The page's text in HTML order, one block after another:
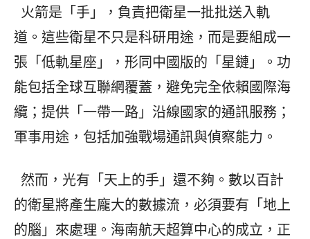
火箭是「手」，負責把衛星一批批送入軌
道。這些衛星不只是科研用途，而是要組成一
張「低軌星座」，形同中國版的「星鏈」。功
能包括全球互聯網覆蓋，避免完全依賴國際海
纜；提供「一帶一路」沿線國家的通訊服務；
軍事用途，包括加強戰場通訊與偵察能力。
然而，光有「天上的手」還不夠。數以百計
的衛星將產生龐大的數據流，必須要有「地上
的腦」來處理。海南航天超算中心的成立，正